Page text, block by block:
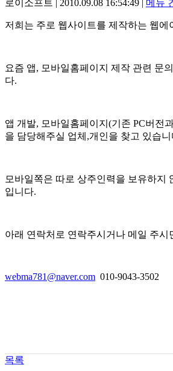
로이소프트 | 2010.09.08 16:54:49 | 메뉴
저희는 주로 웹사이트를 제작하는 웹에
요즘 앱, 모바일홈페이지 제작 관련 문
다.
앱 개발, 모바일홈페이지(기존 PC버전
을 담당해주실 업체,개인을 찾고 있습니
모바일쪽은 따로 상주인력을 보유하지
입니다.
아래 연락처로 연락주시거나 메일 주시
webma781@naver.com 010-9043-3502
목록